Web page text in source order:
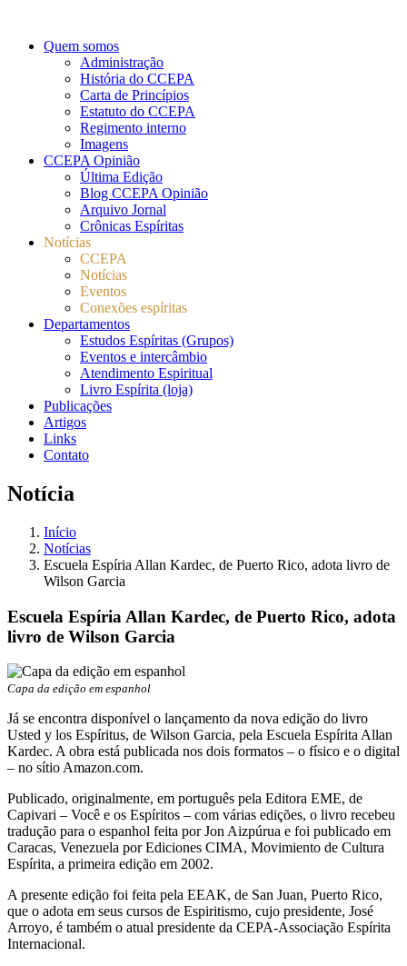
Quem somos
Administração
História do CCEPA
Carta de Princípios
Estatuto do CCEPA
Regimento interno
Imagens
CCEPA Opinião
Última Edição
Blog CCEPA Opinião
Arquivo Jornal
Crônicas Espíritas
Notícias
CCEPA
Notícias
Eventos
Conexões espíritas
Departamentos
Estudos Espíritas (Grupos)
Eventos e intercâmbio
Atendimento Espiritual
Livro Espírita (loja)
Publicações
Artigos
Links
Contato
Notícia
Início
Notícias
Escuela Espíria Allan Kardec, de Puerto Rico, adota livro de
Wilson Garcia
Escuela Espíria Allan Kardec, de Puerto Rico, adota
livro de Wilson Garcia
Capa da edição em espanhol
Já se encontra disponível o lançamento da nova edição do livro
Usted y los Espíritus, de Wilson Garcia, pela Escuela Espírita Allan
Kardec. A obra está publicada nos dois formatos – o físico e o digital
– no sítio Amazon.com.
Publicado, originalmente, em português pela Editora EME, de
Capivari – Você e os Espíritos – com várias edições, o livro recebeu
tradução para o espanhol feita por Jon Aizpúrua e foi publicado em
Caracas, Venezuela por Ediciones CIMA, Movimiento de Cultura
Espírita, a primeira edição em 2002.
A presente edição foi feita pela EEAK, de San Juan, Puerto Rico,
que o adota em seus cursos de Espiritismo, cujo presidente, José
Arroyo, é também o atual presidente da CEPA-Associação Espírita
Internacional.